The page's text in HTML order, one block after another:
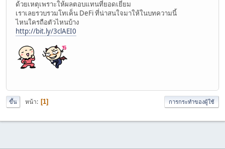
ด้วยเหตุเพราะให้ผลตอบแทนที่ยอดเยี่ยม
เราเลยรวบรวมโทเค็น DeFi ที่น่าสนใจมาให้ในบทความนี้
ไหนใครถือตัวไหนบ้าง
http://bit.ly/3clAEI0
ขึ้น หน้า 1 การกระทำของผู้ใช้